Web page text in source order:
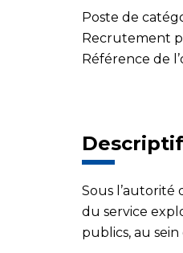
Poste de
Recrutement
Référence de
Sous l’autorité
du service
publics, au